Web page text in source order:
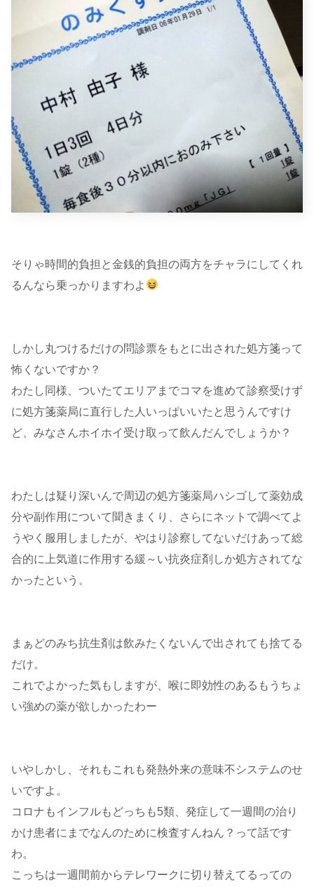
そりゃ時間的負担と金銭的負担の両方をチャラにしてくれ
るんなら乗っかりますわよ
しかし丸つけるだけの問診票をもとに出された処方箋って
怖くないですか？
わたし同様、ついたてエリアまでコマを進めて診察受けず
に処方箋薬局に直行した人いっぱいいたと思うんですけ
ど、みなさんホイホイ受け取って飲んだんでしょうか？
わたしは疑り深いんで周辺の処方箋薬局ハシゴして薬効成
分や副作用について聞きまくり、さらにネットで調べてよ
うやく服用しましたが、やはり診察してないだけあって総
合的に上気道に作用する緩～い抗炎症剤しか処方されてな
かったという。
まぁどのみち抗生剤は飲みたくないんで出されても捨てる
だけ。
これでよかった気もしますが、喉に即効性のあるもうちょ
い強めの薬が欲しかったわー
いやしかし、それもこれも発熱外来の意味不システムのせ
いですよ。
コロナもインフルもどっちも5類、発症して一週間の治り
かけ患者にまでなんのために検査すんねん？って話です
わ。
こっちは一週間前からテレワークに切り替えてるっての